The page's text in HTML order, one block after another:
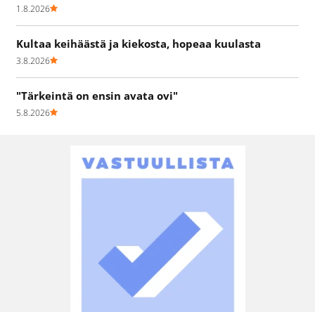
1.8.2026
Kultaa keihäästä ja kiekosta, hopeaa kuulasta
3.8.2026
"Tärkeintä on ensin avata ovi"
5.8.2026